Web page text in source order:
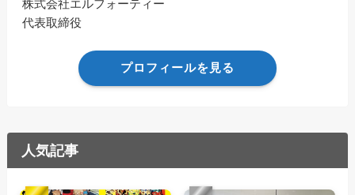
株式会社エルフォーティー
代表取締役
プロフィールを見る
人気記事